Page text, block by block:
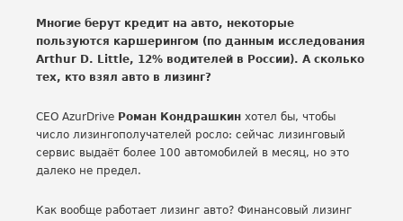
Многие берут кредит на авто, некоторые
пользуются каршерингом (по данным исследования
Arthur D. Little, 12% водителей в России). А сколько
тех, кто взял авто в лизинг?
CEO AzurDrive Роман Кондрашкин хотел бы, чтобы
число лизингополучателей росло: сейчас лизинговый
сервис выдаёт более 100 автомобилей в месяц, но это
далеко не предел.
Как вообще работает лизинг авто? Финансовый лизинг